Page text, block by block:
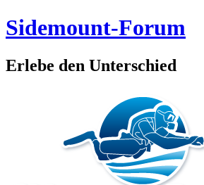
Sidemount-Forum
Erlebe den Unterschied